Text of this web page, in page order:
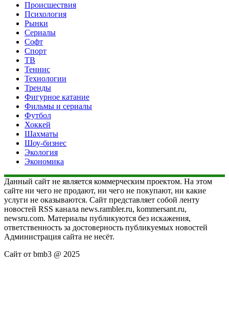
Происшествия
Психология
Рынки
Сериалы
Софт
Спорт
ТВ
Теннис
Технологии
Тренды
Фигурное катание
Фильмы и сериалы
Футбол
Хоккей
Шахматы
Шоу-бизнес
Экология
Экономика
Данный сайт не является коммерческим проектом. На этом
сайте ни чего не продают, ни чего не покупают, ни какие
услуги не оказываются. Сайт представляет собой ленту
новостей RSS канала news.rambler.ru, kommersant.ru,
newsru.com. Материалы публикуются без искажения,
ответственность за достоверность публикуемых новостей
Администрация сайта не несёт.
Сайт от bmb3 @ 2025